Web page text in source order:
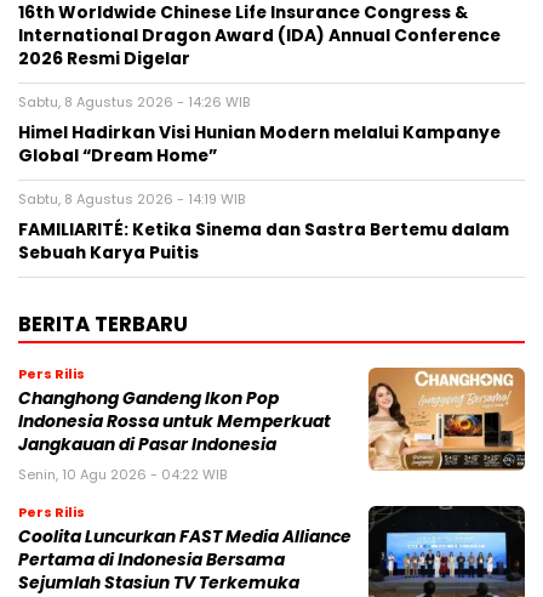
16th Worldwide Chinese Life Insurance Congress &
International Dragon Award (IDA) Annual Conference
2026 Resmi Digelar
Sabtu, 8 Agustus 2026 - 14:26 WIB
Himel Hadirkan Visi Hunian Modern melalui Kampanye
Global “Dream Home”
Sabtu, 8 Agustus 2026 - 14:19 WIB
FAMILIARITÉ: Ketika Sinema dan Sastra Bertemu dalam
Sebuah Karya Puitis
BERITA TERBARU
Pers Rilis
Changhong Gandeng Ikon Pop
Indonesia Rossa untuk Memperkuat
Jangkauan di Pasar Indonesia
Senin, 10 Agu 2026 - 04:22 WIB
Pers Rilis
Coolita Luncurkan FAST Media Alliance
Pertama di Indonesia Bersama
Sejumlah Stasiun TV Terkemuka